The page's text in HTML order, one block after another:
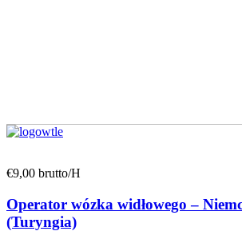
€9,00 brutto/H
Operator wózka widłowego –
(Turyngia)